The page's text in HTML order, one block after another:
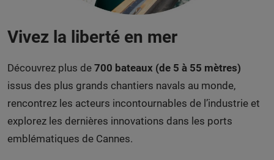
Vivez la liberté en mer
Découvrez plus de 700 bateaux (de 5 à 55 mètres)
issus des plus grands chantiers navals au monde,
rencontrez les acteurs incontournables de l’industrie et
explorez les dernières innovations dans les ports
emblématiques de Cannes.